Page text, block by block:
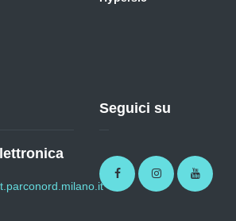
Seguici su
FacebookInstagramYoutube